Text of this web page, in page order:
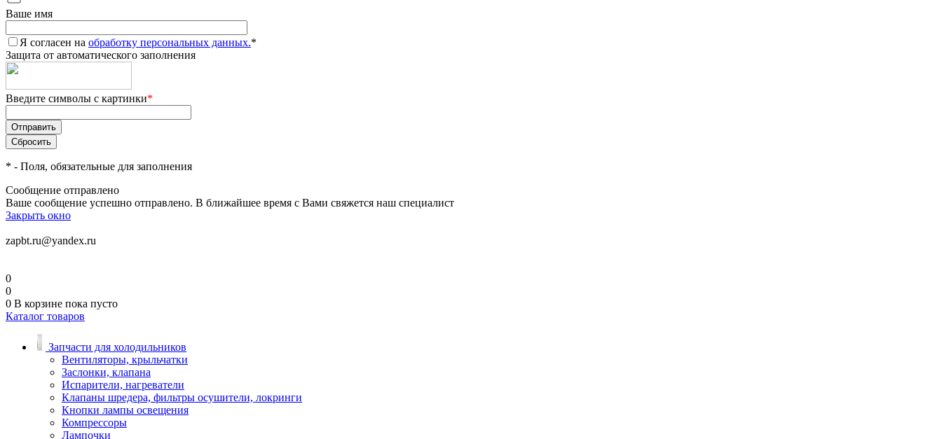
Ваше имя
Я согласен на обработку персональных данных.*
Защита от автоматического заполнения
Введите символы с картинки*
* - Поля, обязательные для заполнения
Сообщение отправлено
Ваше сообщение успешно отправлено. В ближайшее время с Вами свяжется наш специалист
Закрыть окно
zapbt.ru@yandex.ru
0
0
0 В корзине пока пусто
Каталог товаров
Запчасти для холодильников
Вентиляторы, крыльчатки
Заслонки, клапана
Испарители, нагреватели
Клапаны шредера, фильтры осушители, локринги
Кнопки лампы освещения
Компрессоры
Лампочки